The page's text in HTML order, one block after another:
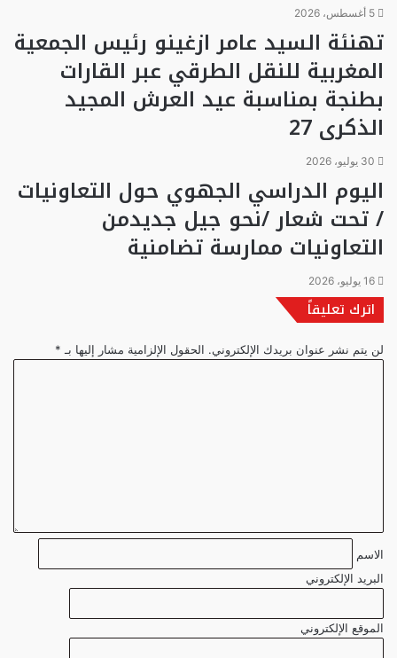
5 أغسطس، 2026
تهنئة السيد عامر ازغينو رئيس الجمعية
المغربية للنقل الطرقي عبر القارات
بطنجة بمناسبة عيد العرش المجيد
الذكرى 27
30 يوليو، 2026
اليوم الدراسي الجهوي حول التعاونيات
/ تحت شعار /نحو جيل جديدمن
التعاونيات ممارسة تضامنية
16 يوليو، 2026
اترك تعليقاً
لن يتم نشر عنوان بريدك الإلكتروني. الحقول الإلزامية مشار إليها بـ *
الاسم
البريد الإلكتروني
الموقع الإلكتروني